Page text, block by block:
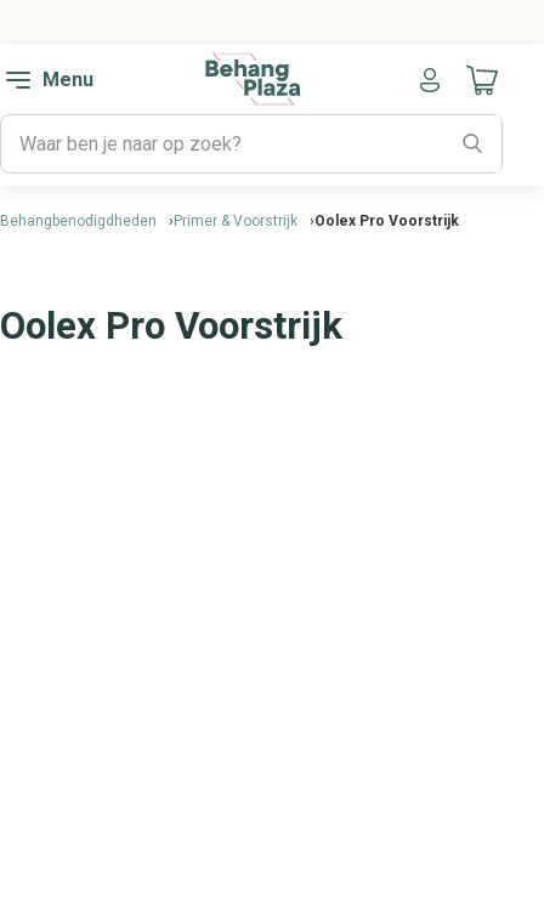
Menu
Naar
Behangbenodigdheden Primer & Voorstrijk Oolex Pro Voorstrijk
Oolex Pro Voorstrijk